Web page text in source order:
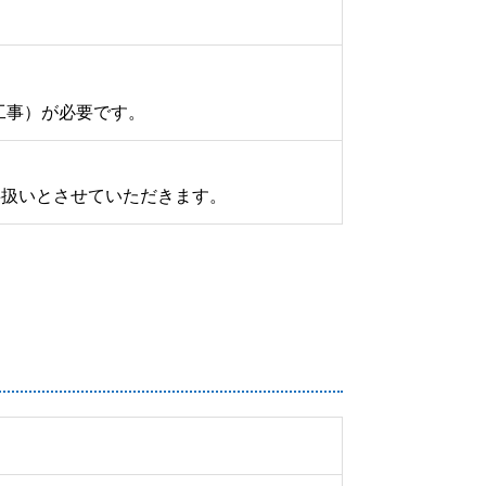
）が必要です。
いとさせていただきます。